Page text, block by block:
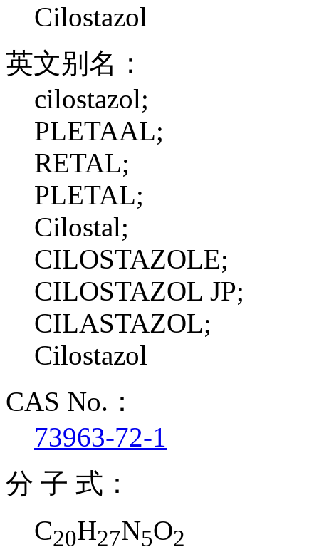
Cilostazol
英文别名：
cilostazol;
PLETAAL;
RETAL;
PLETAL;
Cilostal;
CILOSTAZOLE;
CILOSTAZOL JP;
CILASTAZOL;
Cilostazol
CAS No.：
73963-72-1
分 子 式：
C20H27N5O2